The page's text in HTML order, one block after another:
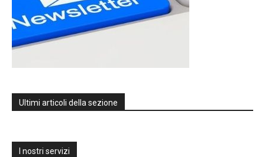
Ultimi articoli della sezione
I nostri servizi